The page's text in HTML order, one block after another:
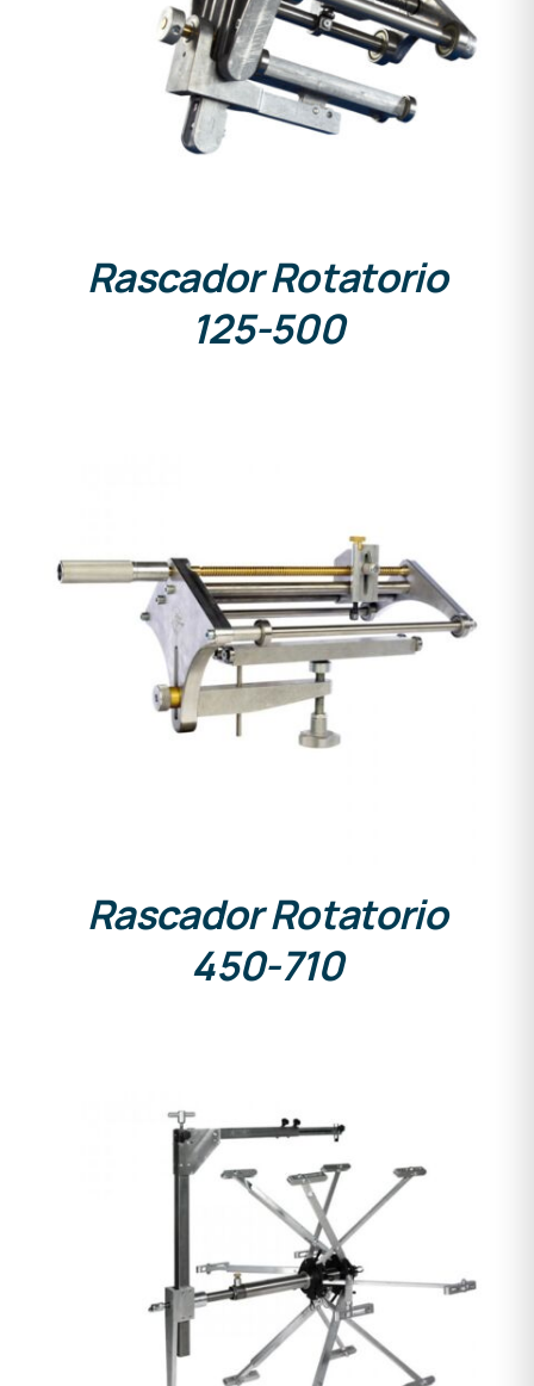
DETALLES
Rascador Rotatorio
125-500
DETALLES
Rascador Rotatorio
450-710
DETALLES